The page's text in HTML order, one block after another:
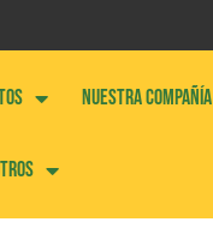
NUESTRA COMPAÑÍA